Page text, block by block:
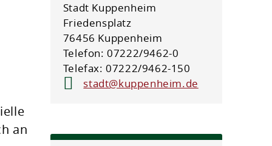
an
Stadt Kuppenheim
Friedensplatz
76456 Kuppenheim
Telefon: 07222/9462-0
Telefax: 07222/9462-150
stadt@kuppenheim.de